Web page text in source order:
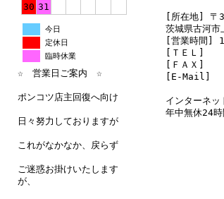
30 31
今日
定休日
臨時休業
☆ 営業日ご案内 ☆
ポンコツ店主回復へ向け
日々努力しておりますが
これがなかなか、戻らず
ご迷惑お掛けいたします
が、
[所在地] 〒
茨城県古河
[営業時間]
[ＴＥＬ]
[ＦＡＸ]
[E-Mail]
インターネッ
年中無休24時